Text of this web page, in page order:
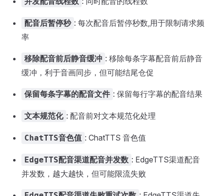
配音后暂停秒 : 每次配音后暂停秒数,用于限制请求频
率
移除配音前后静音缓冲 : 移除每条字幕配音前后静音
缓冲，利于音画同步，但可能结尾仓促
保留每条字幕的配音文件 : 保留每行字幕的配音结果
文本规范化 : 配音前对文本规范化处理
ChatTTS音色值 : ChatTTS 音色值
EdgeTTS配音渠道配音并发数 : EdgeTTS渠道配音
并发数，越大越快，但可能限流失败